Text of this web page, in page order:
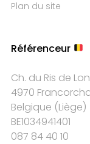
Plan du site
Référenceur
Ch. du Ris de
4970
Belgique (Liège)
BE1034941401
087 84 40 10